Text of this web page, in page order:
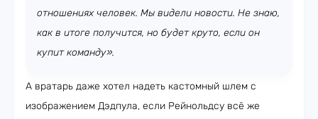
отношениях человек. Мы видели новости. Не знаю,
как в итоге получится, но будет круто, если он
купит команду».
А вратарь даже хотел надеть кастомный шлем с
изображением Дэдпула, если Рейнольдсу всё же